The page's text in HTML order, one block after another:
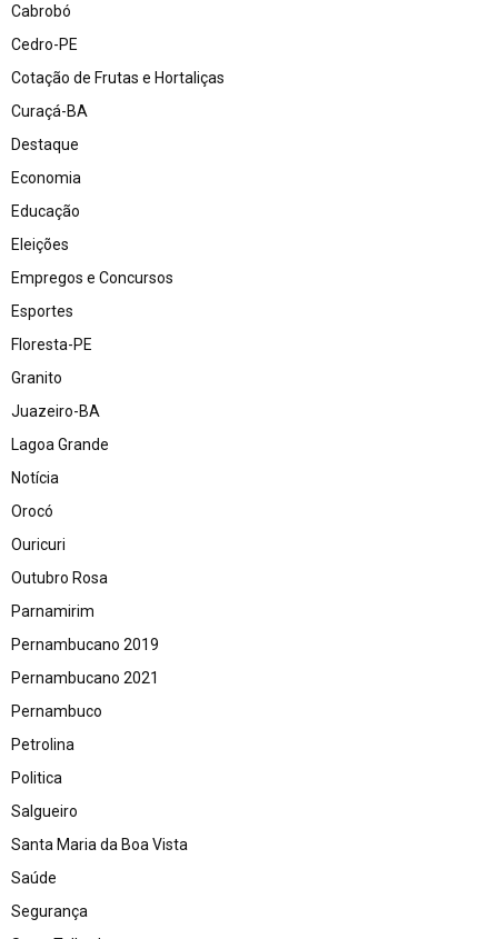
Cabrobó
Cedro-PE
Cotação de Frutas e Hortaliças
Curaçá-BA
Destaque
Economia
Educação
Eleições
Empregos e Concursos
Esportes
Floresta-PE
Granito
Juazeiro-BA
Lagoa Grande
Notícia
Orocó
Ouricuri
Outubro Rosa
Parnamirim
Pernambucano 2019
Pernambucano 2021
Pernambuco
Petrolina
Politica
Salgueiro
Santa Maria da Boa Vista
Saúde
Segurança